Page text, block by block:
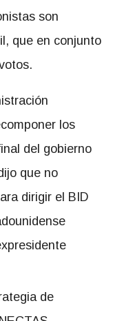
son
que en conjunto
los
del gobierno
que no
dirigir el BID